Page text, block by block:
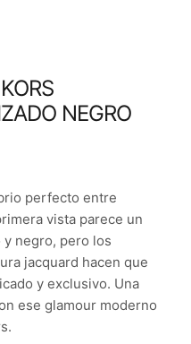
NEGRO
perfecto entre
vista parece un
negro, pero los
jacquard hacen que
y exclusivo. Una
ese glamour moderno